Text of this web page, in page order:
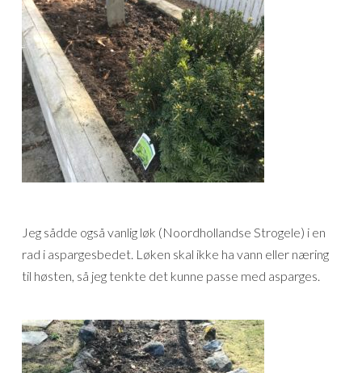
Jeg sådde også vanlig løk (Noordhollandse Strogele) i en
rad i aspargesbedet. Løken skal ikke ha vann eller næring
til høsten, så jeg tenkte det kunne passe med asparges.